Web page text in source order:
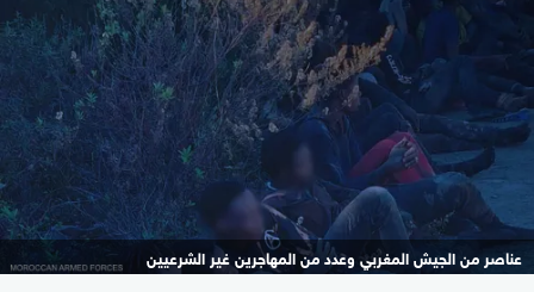
عناصر من الجيش المغربي وعدد من المهاجرين غير الشرعيين